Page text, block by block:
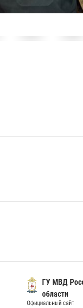
ГУ МВД
области
Официальный сайт